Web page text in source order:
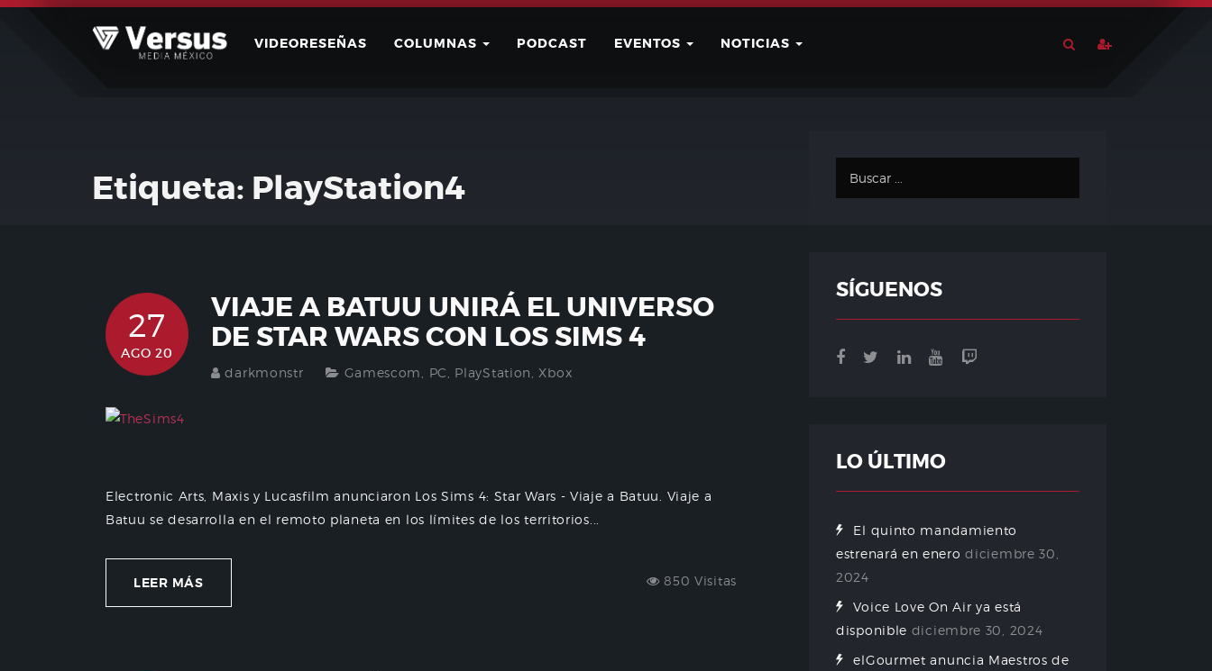
Skip
VIDEORESEÑAS COLUMNAS PODCAST EVENTOS NOTICIAS
Etiqueta: PlayStation4
27
AGO 20
VIAJE A BATUU UNIRÁ EL UNIVERSO
DE STAR WARS CON LOS SIMS 4
darkmonstr Gamescom PC PlayStation Xbox
Electronic Arts, Maxis y Lucasfilm anunciaron Los Sims 4: Star Wars - Viaje a Batuu. Viaje a
Batuu se desarrolla en el remoto planeta en los límites de los territorios...
LEER MÁS 850 Visitas
SÍGUENOS
LO ÚLTIMO
El quinto mandamiento
estrenará en enero diciembre 30,
2024
Voice Love On Air ya está
disponible diciembre 30, 2024
elGourmet anuncia Maestros de